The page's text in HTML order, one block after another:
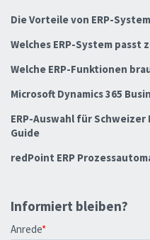
Die Vorteile von ERP-
Welches ERP-System passt
Welche ERP-Funktionen
Microsoft Dynamics 365
ERP-Auswahl für
Guide
redPoint ERP
Informiert bleiben?